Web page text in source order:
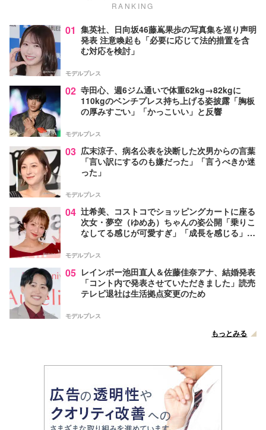
RANKING
01 集英社、日向坂46藤嶌果歩の写真集を巡り声明
発表 注意喚起も「必要に応じて法的措置を含
む対応を検討」
モデルプレス
02 寺田心、週6ジム通いで体重62kg→82kgに
110kgのベンチプレス持ち上げる姿披露「胸板
の厚みすごい」「かっこいい」と反響
モデルプレス
03 広末涼子、病名公表を決断した次男からの言葉
「言い訳にするのも嫌だった」「言うべきか迷
った」
モデルプレス
04 辻希美、コストコでショッピングカートに座る
次女・夢空（ゆめあ）ちゃんの姿公開「乗りこ
なしてる感じが可愛すぎ」「成長を感じる」の
モデルプレス
05 レインボー池田直人＆佐藤佳奈アナ、結婚発表
「コント内で発表させていただきました」読売
テレビ退社は生活拠点変更のため
モデルプレス
もっとみる